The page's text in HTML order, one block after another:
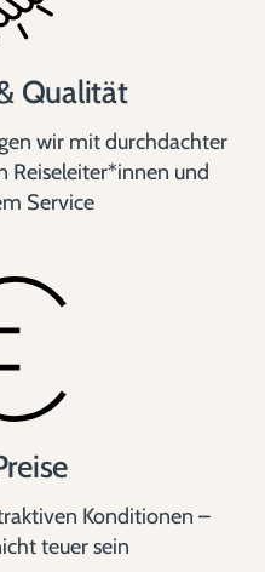
Qualität
wir mit durchdachter
Reiseleiter*innen und
Service
Konditionen –
teuer sein